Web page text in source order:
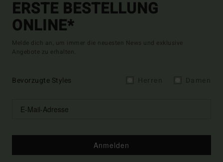
ERSTE BESTELLUNG
ONLINE*
Melde dich an, um immer die neuesten News und exklusive
Angebote zu erhalten.
Bevorzugte Styles
Anmelden